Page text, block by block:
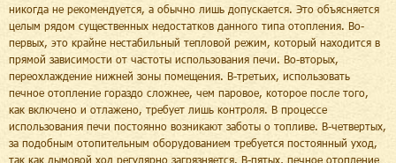
никогда не рекомендуется, а обычно лишь допускается. Это объясняется
целым рядом существенных недостатков данного типа отопления. Во-
первых, это крайне нестабильный тепловой режим, который находится в
прямой зависимости от частоты использования печи. Во-вторых,
переохлаждение нижней зоны помещения. В-третьих, использовать
печное отопление гораздо сложнее, чем паровое, которое после того,
как включено и отлажено, требует лишь контроля. В процессе
использования печи постоянно возникают заботы о топливе. В-четвертых,
за подобным отопительным оборудованием требуется постоянный уход,
так как дымовой ход регулярно загрязняется. В-пятых, печное отопление